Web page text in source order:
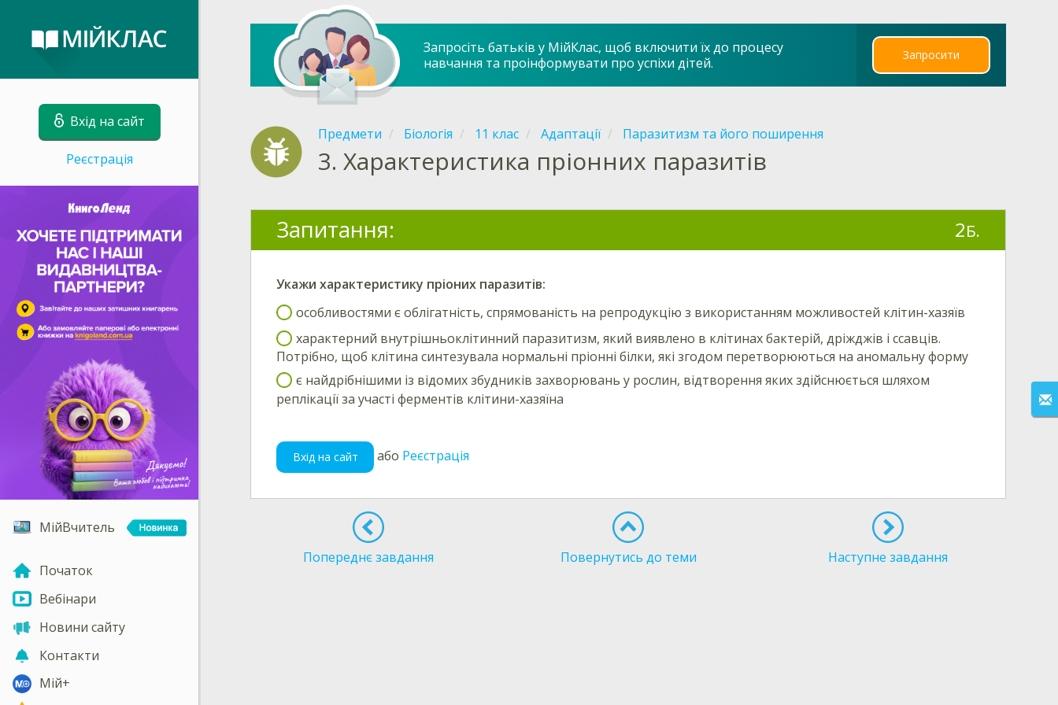
Вхід на сайт
Реєстрація
МійВчитель
Початок
Вебінари
Новини сайту
Контакти
Мій+
Запросіть батьків у МійКлас, щоб включити їх до процесу
навчання та проінформувати про успіхи дітей.
Запросити
Предмети Біологія 11 клас Адаптації Паразитизм та його поширення
3. Характеристика пріонних паразитів
Запитання: 2Б.
Укажи характеристику пріоних паразитів:
особливостями є облігатність, спрямованість на репродукцію з використанням можливостей клітин-хазяїв
характерний внутрішньоклітинний паразитизм, який виявлено в клітинах бактерій, дріжджів і ссавців.
Потрібно, щоб клітина синтезувала нормальні пріонні білки, які згодом перетворюються на аномальну форму
є найдрібнішими із відомих збудників захворювань у рослин, відтворення яких здійснюється шляхом
реплікації за участі ферментів клітини-хазяїна
Вхід на сайт або Реєстрація
Попереднє завдання Повернутись до теми Наступне завдання